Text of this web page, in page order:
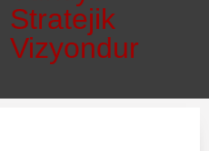
Stratejik
Vizyondur